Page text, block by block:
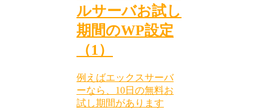
ルサーバお試し
期間のWP設定
（1）
例えばエックスサーバ
ーなら、10日の無料お
試し期間があります